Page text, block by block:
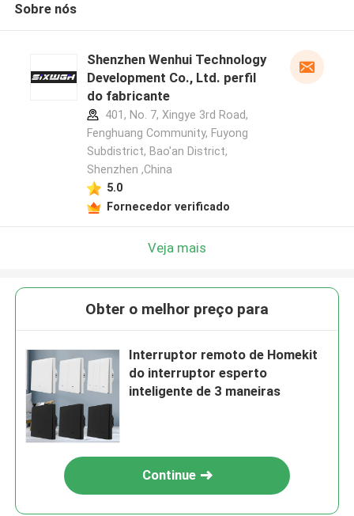
Sobre nós
Shenzhen Wenhui Technology
Development Co., Ltd. perfil
do fabricante
401, No. 7, Xingye 3rd Road,
Fenghuang Community, Fuyong
Subdistrict, Bao'an District,
Shenzhen ,China
5.0
Fornecedor verificado
Veja mais
Obter o melhor preço para
Interruptor remoto de Homekit
do interruptor esperto
inteligente de 3 maneiras
Continue